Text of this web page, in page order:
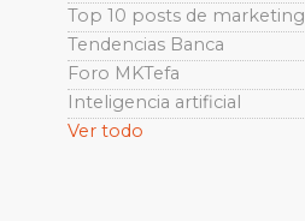
Top 10 posts de marketing
Tendencias Banca
Foro MKTefa
Inteligencia artificial
Ver todo